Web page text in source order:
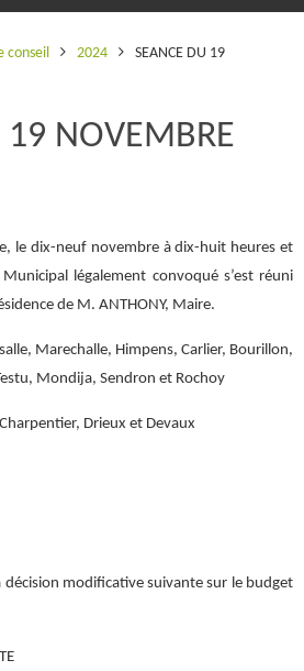
conseil 2024
SEANCE DU 19
19 NOVEMBRE
le dix-neuf novembre à dix-huit heures et
légalement convoqué s’est réuni
de M. ANTHONY, Maire.
Marechalle, Himpens, Carlier, Bourillon,
Mondija, Sendron et Rochoy
Drieux et Devaux
décision modificative suivante sur le budget